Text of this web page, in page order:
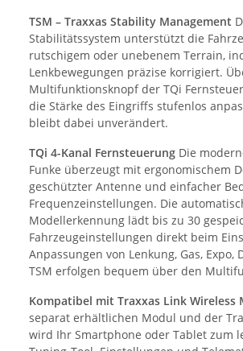
TSM – Traxxas Stability Management
Stabilitätssystem unterstützt die
rutschigem oder unebenem Terrain,
Lenkbewegungen präzise korrigiert.
Multifunktionsknopf der TQi
die Stärke des Eingriffs stufenlos
bleibt dabei unverändert.
TQi 4-Kanal Fernsteuerung Die
Funke überzeugt mit ergonomischem
geschützter Antenne und einfacher
Frequenzeinstellungen. Die
Modellerkennung lädt bis zu 30
Fahrzeugeinstellungen direkt beim
Anpassungen von Lenkung, Gas, Expo,
TSM erfolgen bequem über den
Kompatibel mit Traxxas Link Wireless
separat erhältlichen Modul und der
wird Ihr Smartphone oder Tablet zum